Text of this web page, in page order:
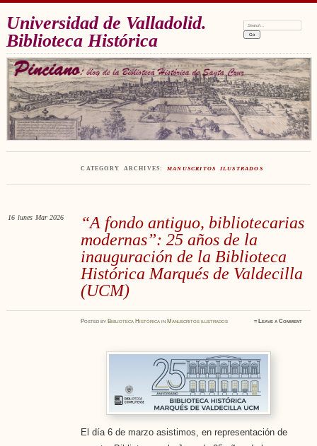
Universidad de Valladolid.
Biblioteca Histórica
Search:
CATEGORY ARCHIVES: MANUSCRITOS ILUSTRADOS
“A fondo antiguo, bibliotecarias
modernas”: 25 años de la
inauguración de la Biblioteca
Histórica Marqués de Valdecilla
(UCM)
16 lunes Mar 2026
Postedby Biblioteca Histórica in Manuscritos ilustrados ≈ Leave a Comment
El día 6 de marzo asistimos, en representación de